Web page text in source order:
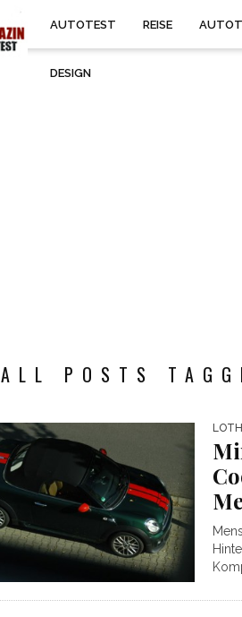
AUTOTEST REISE
DESIGN
ALL POSTS